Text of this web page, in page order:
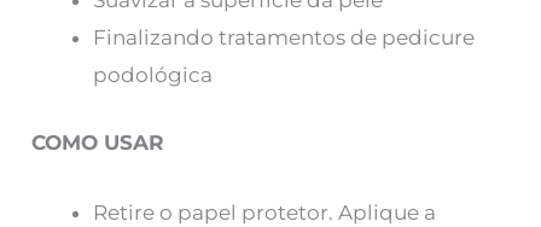
Finalizando tratamentos de pedicure
podológica
COMO USAR
Retire o papel protetor. Aplique a